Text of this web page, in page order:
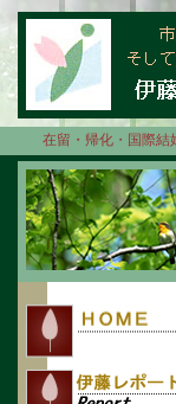
在留・帰化・国際結